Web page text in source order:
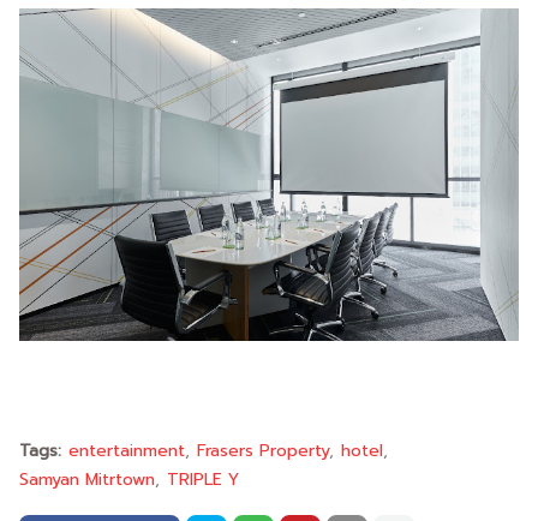
Tags: entertainment Frasers Property hotel
Samyan Mitrtown TRIPLE Y